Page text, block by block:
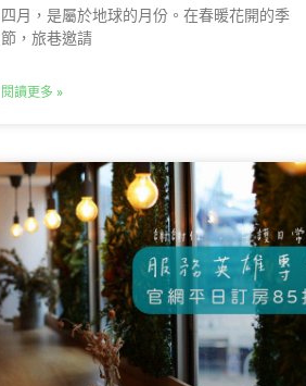
四月，是屬於地球的月份。在春暖花開的季
節，旅巷邀請
閱讀更多 »